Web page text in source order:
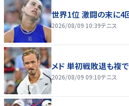
世界1位 激闘の末に4
2026/08/09 10:39テニス
メド 単初戦敗退も複
2026/08/09 09:10テニス